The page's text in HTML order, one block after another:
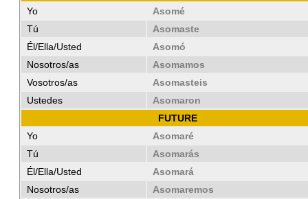
Yo
Asomé
Tú
Asomaste
Él/Ella/Usted
Asomó
Nosotros/as
Asomamos
Vosotros/as
Asomasteis
Ustedes
Asomaron
FUTURE
Yo
Asomaré
Tú
Asomarás
Él/Ella/Usted
Asomará
Nosotros/as
Asomaremos